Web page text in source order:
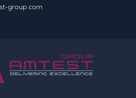
group.com